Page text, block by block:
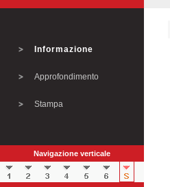
Informazione
Approfondimento
Stampa
Navigazione verticale